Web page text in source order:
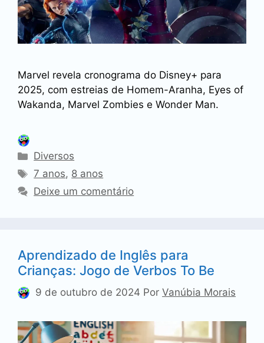
Marvel revela cronograma do Disney+ para
2025, com estreias de Homem-Aranha, Eyes of
Wakanda, Marvel Zombies e Wonder Man.
Categorias
Diversos
Tags
7 anos, 8 anos
Deixe um comentário
Aprendizado de Inglês para
Crianças: Jogo de Verbos To Be
9 de outubro de 2024 Por Vanúbia Morais